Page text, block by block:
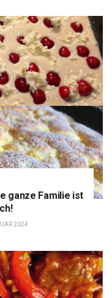
ganze Familie ist
2024